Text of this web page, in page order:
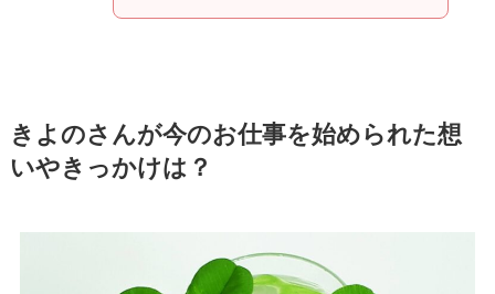
きよのさんが今のお仕事を始められた想
いやきっかけは？